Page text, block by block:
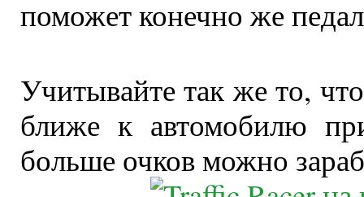
поможет конечно же
Учитывайте так же то,
ближе к автомобилю
больше очков можно